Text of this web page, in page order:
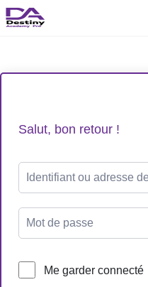
Skip
to
Salut, bon retour !
Me garder connecté